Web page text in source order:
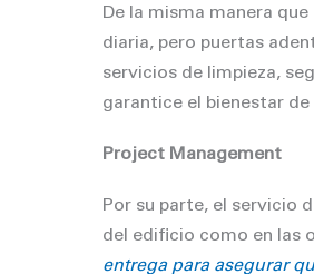
De la misma manera
diaria, pero puertas
servicios de limpieza,
garantice el bienestar
Project Management
Por su parte, el servicio
del ediﬁcio como en las
entrega para asegurar